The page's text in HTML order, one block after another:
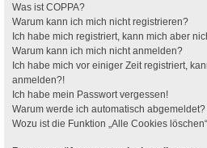
Was ist COPPA?
Warum kann ich mich nicht registrieren?
Ich habe mich registriert, kann mich aber
Warum kann ich mich nicht anmelden?
Ich habe mich vor einiger Zeit registriert,
anmelden?!
Ich habe mein Passwort vergessen!
Warum werde ich automatisch abgemeldet?
Wozu ist die Funktion „Alle Cookies